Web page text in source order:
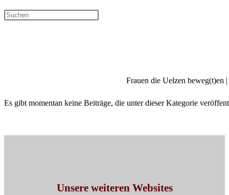
Frauen die Uelzen beweg(t)en
Es gibt momentan keine Beiträge, die unter dieser Kategorie
Unsere weiteren Websites